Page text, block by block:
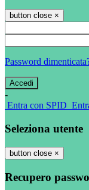
button close ×
Password
-
Entra con SPID
Seleziona utente
button close ×
Recupero